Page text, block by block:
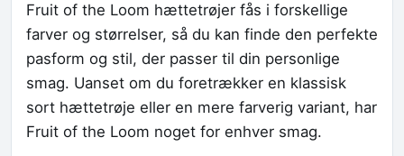
Fruit of the Loom hættetrøjer fås i forskellige
farver og størrelser, så du kan finde den perfekte
pasform og stil, der passer til din personlige
smag. Uanset om du foretrækker en klassisk
sort hættetrøje eller en mere farverig variant, har
Fruit of the Loom noget for enhver smag.